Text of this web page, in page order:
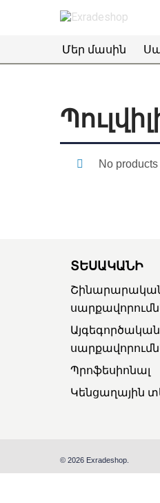
Մեր մասին
No
ՏԵՍԱԿԱՆԻ
Այգեգործական
Պրոֆեսիոնալ
Կենցաղային
© 2026 Exradeshop.